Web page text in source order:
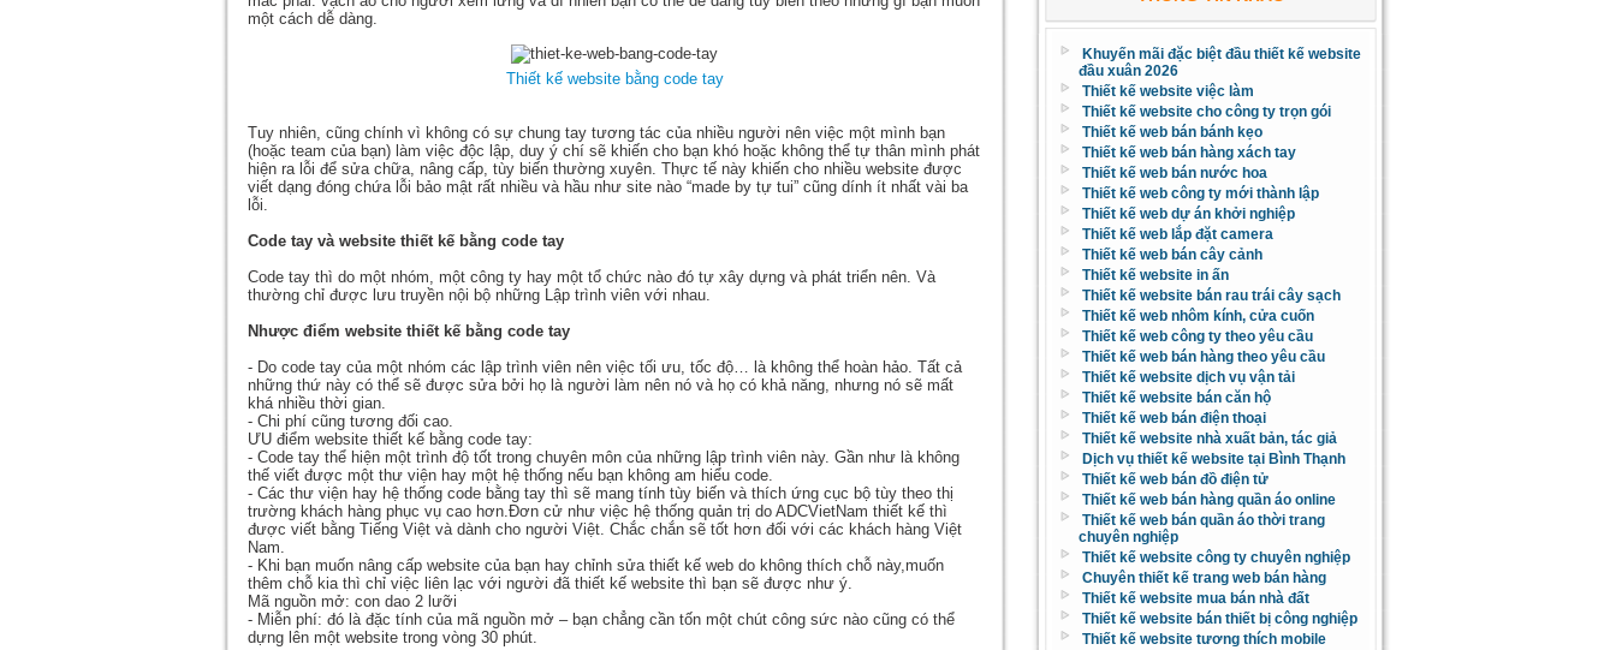
một cách dễ dàng.
Thiết kế website bằng code tay
Tuy nhiên, cũng chính vì không có sự chung tay tương tác của nhiều người nên việc một mình bạn
(hoặc team của bạn) làm việc độc lập, duy ý chí sẽ khiến cho bạn khó hoặc không thể tự thân mình phát
hiện ra lỗi để sửa chữa, nâng cấp, tùy biến thường xuyên. Thực tế này khiến cho nhiều website được
viết dạng đóng chứa lỗi bảo mật rất nhiều và hầu như site nào “made by tự tui” cũng dính ít nhất vài ba
lỗi.
Code tay và website thiết kế bằng code tay
Code tay thì do một nhóm, một công ty hay một tổ chức nào đó tự xây dựng và phát triển nên. Và
thường chỉ được lưu truyền nội bộ những Lập trình viên với nhau.
Nhược điểm website thiết kế bằng code tay
- Do code tay của một nhóm các lập trình viên nên việc tối ưu, tốc độ… là không thể hoàn hảo. Tất cả
những thứ này có thể sẽ được sửa bởi họ là người làm nên nó và họ có khả năng, nhưng nó sẽ mất
khá nhiều thời gian.
- Chi phí cũng tương đối cao.
ƯU điểm website thiết kế bằng code tay:
- Code tay thể hiện một trình độ tốt trong chuyên môn của những lập trình viên này. Gần như là không
thế viết được một thư viện hay một hệ thống nếu bạn không am hiểu code.
- Các thư viện hay hệ thống code bằng tay thì sẽ mang tính tùy biến và thích ứng cục bộ tùy theo thị
trường khách hàng phục vụ cao hơn.Đơn cử như việc hệ thống quản trị do ADCVietNam thiết kế thì
được viết bằng Tiếng Việt và dành cho người Việt. Chắc chắn sẽ tốt hơn đối với các khách hàng Việt
Nam.
- Khi bạn muốn nâng cấp website của bạn hay chỉnh sửa thiết kế web do không thích chỗ này,muốn
thêm chỗ kia thì chỉ việc liên lạc với người đã thiết kế website thì bạn sẽ được như ý.
Mã nguồn mở: con dao 2 lưỡi
- Miễn phí: đó là đặc tính của mã nguồn mở – bạn chẳng cần tốn một chút công sức nào cũng có thể
dựng lên một website trong vòng 30 phút.
Khuyến mãi đặc biệt đầu thiết kế website
đầu xuân 2026
Thiết kế website việc làm
Thiết kế website cho công ty trọn gói
Thiết kế web bán bánh kẹo
Thiết kế web bán hàng xách tay
Thiết kế web bán nước hoa
Thiết kế web công ty mới thành lập
Thiết kế web dự án khởi nghiệp
Thiết kế web lắp đặt camera
Thiết kế web bán cây cảnh
Thiết kế website in ấn
Thiết kế website bán rau trái cây sạch
Thiết kế web nhôm kính, cửa cuốn
Thiết kế web công ty theo yêu cầu
Thiết kế web bán hàng theo yêu cầu
Thiết kế website dịch vụ vận tải
Thiết kế website bán căn hộ
Thiết kế web bán điện thoại
Thiết kế website nhà xuất bản, tác giả
Dịch vụ thiết kế website tại Bình Thạnh
Thiết kế web bán đồ điện tử
Thiết kế web bán hàng quần áo online
Thiết kế web bán quần áo thời trang
chuyên nghiệp
Thiết kế website công ty chuyên nghiệp
Chuyên thiết kế trang web bán hàng
Thiết kế website mua bán nhà đất
Thiết kế website bán thiết bị công nghiệp
Thiết kế website tương thích mobile